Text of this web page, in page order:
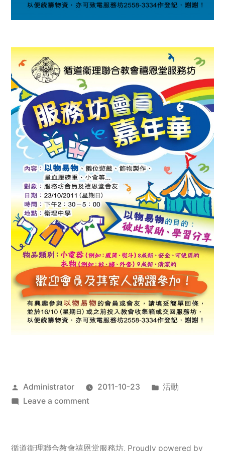
Posted
by
Administrator 2011-10-23
Posted
活動
Leave a commenton
服
循道衛理聯合教會禧恩堂服務坊, Proudly powered by